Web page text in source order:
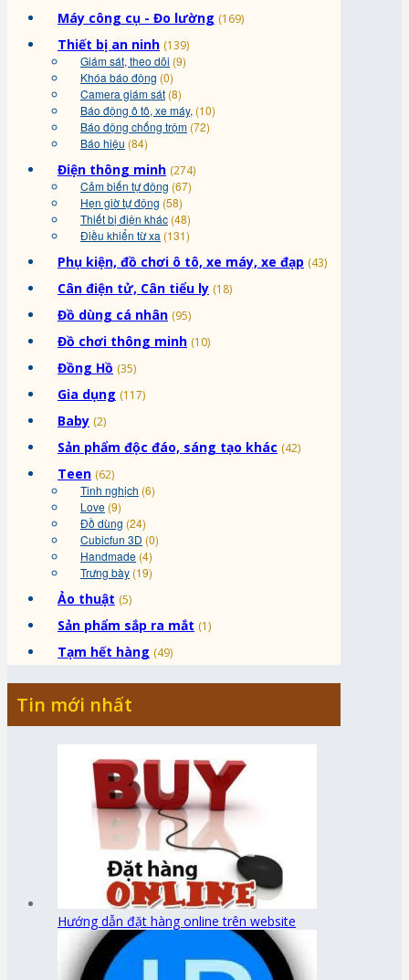
Máy công cụ - Đo lường (169)
Thiết bị an ninh (139)
Giám sát, theo dõi (9)
Khóa báo động (0)
Camera giám sát (8)
Báo động ô tô, xe máy, (10)
Báo động chống trộm (72)
Báo hiệu (84)
Điện thông minh (274)
Cảm biến tự động (67)
Hẹn giờ tự động (58)
Thiết bị điện khác (48)
Điều khiển từ xa (131)
Phụ kiện, đồ chơi ô tô, xe máy, xe đạp (43)
Cân điện tử, Cân tiểu ly (18)
Đồ dùng cá nhân (95)
Đồ chơi thông minh (10)
Đồng Hồ (35)
Gia dụng (117)
Baby (2)
Sản phẩm độc đáo, sáng tạo khác (42)
Teen (62)
Tinh nghịch (6)
Love (9)
Đồ dùng (24)
Cubicfun 3D (0)
Handmade (4)
Trưng bày (19)
Ảo thuật (5)
Sản phẩm sắp ra mắt (1)
Tạm hết hàng (49)
Tin mới nhất
Hướng dẫn đặt hàng online trên website